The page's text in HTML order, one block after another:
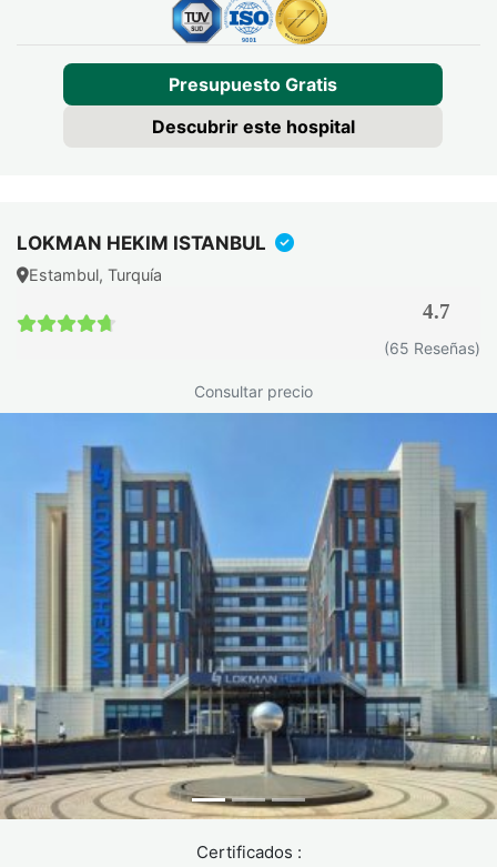
shock. El personal en Turquía está capacitado en manejo de
emergencias y cuenta con medicamentos de resucitación
Otras complicaciones potenciales:
Claustrofobia y ansiedad durante el procedimiento
Movimiento del paciente causando artefactos que
previa exhaustiva. Se obtiene función renal antes de
Esto minimiza significativamente el riesgo de
complicaciones graves.
Presupuesto Gratis
Descubrir este hospital
LOKMAN HEKIM ISTANBUL
Estambul, Turquía
4.7
(65 Reseñas)
Consultar precio
Certificados :